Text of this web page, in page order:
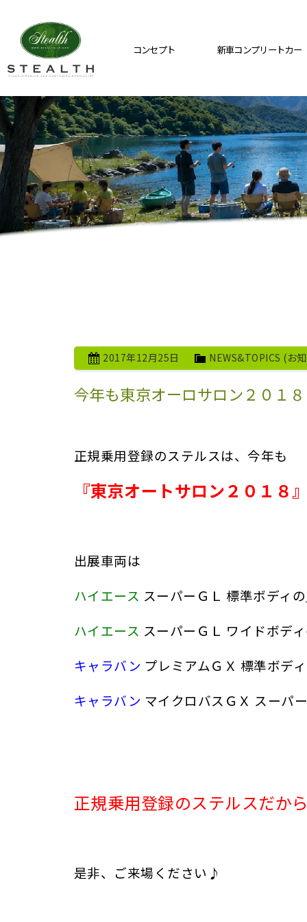
コンセプト 新車コンプリートカー
2017年12月25日 NEWS&TOPICS (お
今年も東京オーロサロン２０１
正規乗用登録のステルスは、今年も
『東京オートサロン２０１８
出展車両は
ハイエース スーパーＧＬ 標準ボディの
ハイエース スーパーＧＬ ワイドボデ
キャラバン プレミアムＧＸ 標準ボデ
キャラバン マイクロバスＧＸ スーパ
正規乗用登録のステルスだか
是非、ご来場ください♪